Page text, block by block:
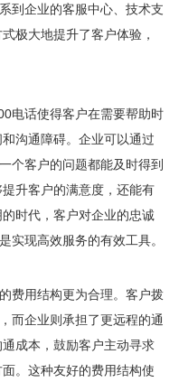
到企业的客服中心、技术支
极大地提升了客户体验，
电话使得客户在需要帮助时
沟通障碍。企业可以通过
个客户的问题都能及时得到
升客户的满意度，还能有
时代，客户对企业的忠诚
实现高效服务的有效工具。
费用结构更为合理。客户拨
而企业则承担了更远程的通
成本，鼓励客户主动寻求
。这种友好的费用结构使